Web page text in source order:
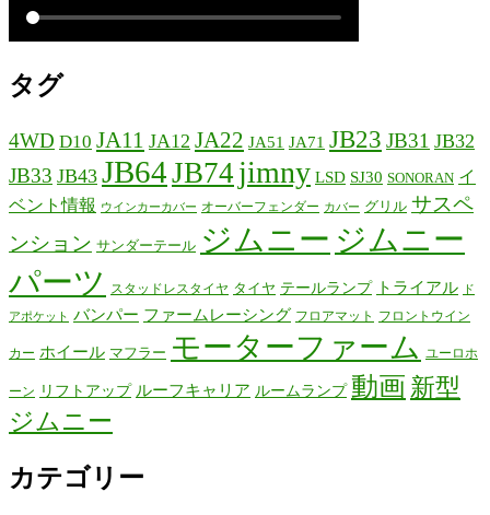
タグ
4WD D10 JA11 JA12 JA22 JA51 JA71 JB23 JB31 JB32
JB33 JB43 JB64JB74 jimny LSD SJ30 SONORAN イ
ベント情報
ウインカーカバー オーバーフェンダー カバー グリル サスペ
ンション サンダーテール ジムニー ジムニー
パーツ
スタッドレスタイヤ タイヤ テールランプ トライアル ド
アポケット バンパー ファームレーシング フロアマット フロントウイン
カー ホイール マフラー モーターファーム ユーロホ
ーン リフトアップ ルーフキャリア ルームランプ 動画 新型
ジムニー
カテゴリー